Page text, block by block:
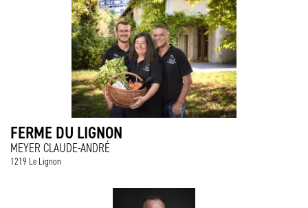
FERME DU LIGNON
MEYER CLAUDE-ANDRÉ
1219 Le Lignon